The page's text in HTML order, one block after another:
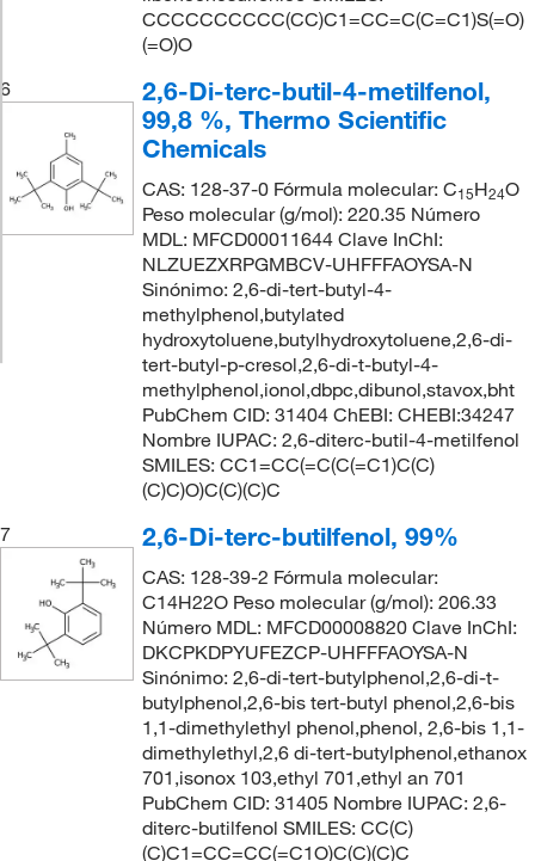
CCCCCCCCCC(CC)C1=CC=C(C=C1)S(=O)
(=O)O
6
2,6-Di-terc-butil-4-metilfenol,
99,8 %, Thermo Scientific
Chemicals
CAS: 128-37-0 Fórmula molecular: C15H24O
Peso molecular (g/mol): 220.35 Número
MDL: MFCD00011644 Clave InChI:
NLZUEZXRPGMBCV-UHFFFAOYSA-N
Sinónimo: 2,6-di-tert-butyl-4-
methylphenol,butylated
hydroxytoluene,butylhydroxytoluene,2,6-di-
tert-butyl-p-cresol,2,6-di-t-butyl-4-
methylphenol,ionol,dbpc,dibunol,stavox,bht
PubChem CID: 31404 ChEBI: CHEBI:34247
Nombre IUPAC: 2,6-diterc-butil-4-metilfenol
SMILES: CC1=CC(=C(C(=C1)C(C)
(C)C)O)C(C)(C)C
7
2,6-Di-terc-butilfenol, 99%
CAS: 128-39-2 Fórmula molecular:
C14H22O Peso molecular (g/mol): 206.33
Número MDL: MFCD00008820 Clave InChI:
DKCPKDPYUFEZCP-UHFFFAOYSA-N
Sinónimo: 2,6-di-tert-butylphenol,2,6-di-t-
butylphenol,2,6-bis tert-butyl phenol,2,6-bis
1,1-dimethylethyl phenol,phenol, 2,6-bis 1,1-
dimethylethyl,2,6 di-tert-butylphenol,ethanox
701,isonox 103,ethyl 701,ethyl an 701
PubChem CID: 31405 Nombre IUPAC: 2,6-
diterc-butilfenol SMILES: CC(C)
(C)C1=CC=CC(=C1O)C(C)(C)C